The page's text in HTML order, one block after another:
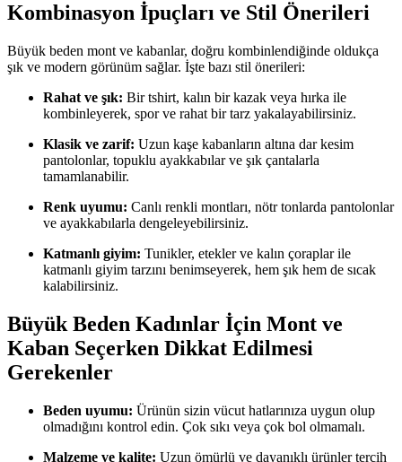
Kombinasyon İpuçları ve Stil Önerileri
Büyük beden mont ve kabanlar, doğru kombinlendiğinde oldukça
şık ve modern görünüm sağlar. İşte bazı stil önerileri:
Rahat ve şık: Bir tshirt, kalın bir kazak veya hırka ile
kombinleyerek, spor ve rahat bir tarz yakalayabilirsiniz.
Klasik ve zarif: Uzun kaşe kabanların altına dar kesim
pantolonlar, topuklu ayakkabılar ve şık çantalarla
tamamlanabilir.
Renk uyumu: Canlı renkli montları, nötr tonlarda pantolonlar
ve ayakkabılarla dengeleyebilirsiniz.
Katmanlı giyim: Tunikler, etekler ve kalın çoraplar ile
katmanlı giyim tarzını benimseyerek, hem şık hem de sıcak
kalabilirsiniz.
Büyük Beden Kadınlar İçin Mont ve
Kaban Seçerken Dikkat Edilmesi
Gerekenler
Beden uyumu: Ürünün sizin vücut hatlarınıza uygun olup
olmadığını kontrol edin. Çok sıkı veya çok bol olmamalı.
Malzeme ve kalite: Uzun ömürlü ve dayanıklı ürünler tercih